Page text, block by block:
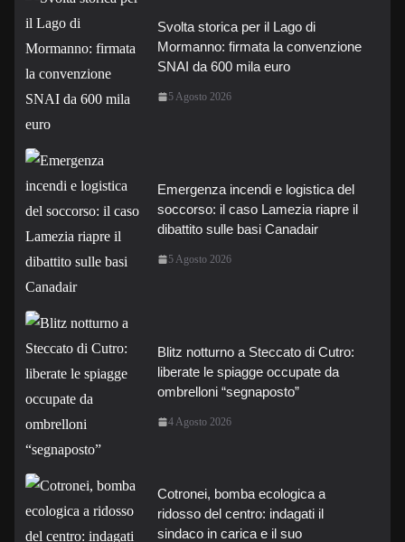
Svolta storica per il Lago di
Mormanno: firmata la convenzione
SNAI da 600 mila euro
5 Agosto 2026
Emergenza incendi e logistica del
soccorso: il caso Lamezia riapre il
dibattito sulle basi Canadair
5 Agosto 2026
Blitz notturno a Steccato di Cutro:
liberate le spiagge occupate da
ombrelloni “segnaposto”
4 Agosto 2026
Cotronei, bomba ecologica a
ridosso del centro: indagati il
sindaco in carica e il suo